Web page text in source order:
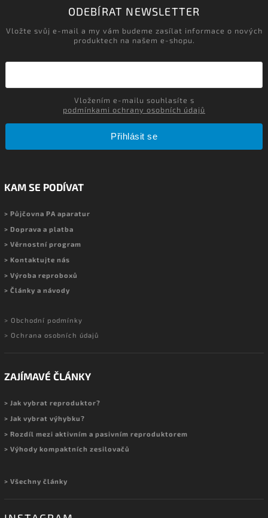
ODEBÍRAT NEWSLETTER
Vložte svůj e-mail a my vám budeme zasílat informace o nových
produktech na našem e-shopu.
podmínkami ochrany osobních údajů
Přihlásit se
KAM SE PODÍVAT
> Půjčovna PA aparatur
> Doprava a platba
> Věrnostní program
> Kontaktujte nás
> Výroba reproboxů
> Články a návody
> Obchodní podmínky
> Ochrana osobních údajů
ZAJÍMAVÉ ČLÁNKY
> Jak vybrat reproduktor?
> Jak vybrat výhybku?
> Rozdíl mezi aktivním a pasivním reproduktorem
> Výhody kompaktních zesilovačů
> Všechny články